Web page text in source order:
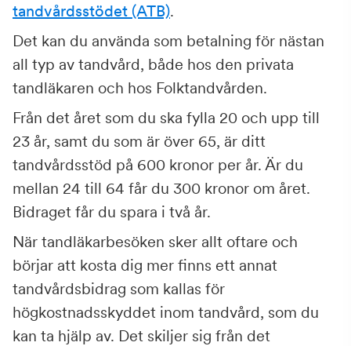
tandvårdsstödet (ATB).
Det kan du använda som betalning för nästan
all typ av tandvård, både hos den privata
tandläkaren och hos Folktandvården.
Från det året som du ska fylla 20 och upp till
23 år, samt du som är över 65, är ditt
tandvårdsstöd på 600 kronor per år. Är du
mellan 24 till 64 får du 300 kronor om året.
Bidraget får du spara i två år.
När tandläkarbesöken sker allt oftare och
börjar att kosta dig mer finns ett annat
tandvårdsbidrag som kallas för
högkostnadsskyddet inom tandvård, som du
kan ta hjälp av. Det skiljer sig från det